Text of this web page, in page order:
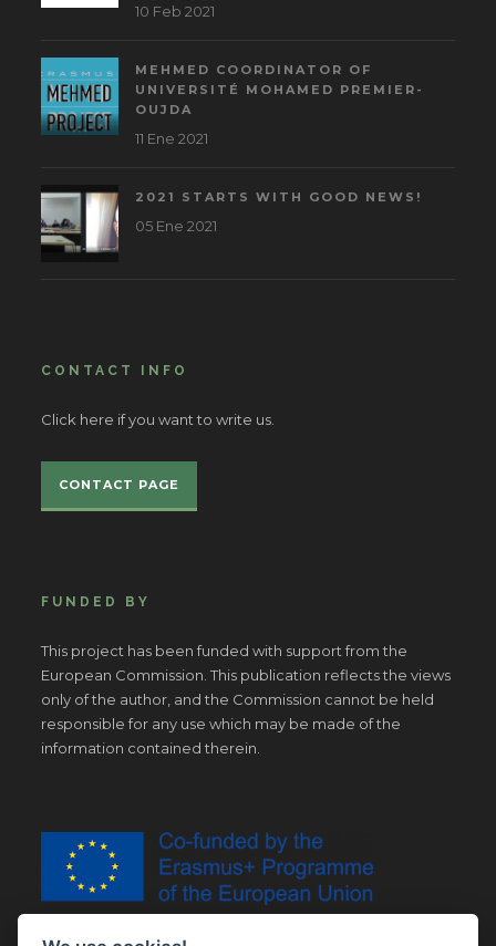
10 Feb 2021
MEHMED COORDINATOR OF
UNIVERSITÉ MOHAMED PREMIER-
OUJDA
11 Ene 2021
2021 STARTS WITH GOOD NEWS!
05 Ene 2021
CONTACT INFO
Click here if you want to write us.
CONTACT PAGE
FUNDED BY
This project has been funded with support from the
European Commission. This publication reflects the views
only of the author, and the Commission cannot be held
responsible for any use which may be made of the
information contained therein.